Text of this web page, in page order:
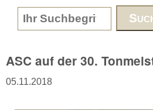
Search form
ASC auf der 30.
05.11.2018